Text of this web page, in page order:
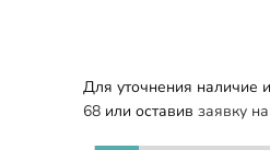
Для уточнения наличие
68 или оставив заявку